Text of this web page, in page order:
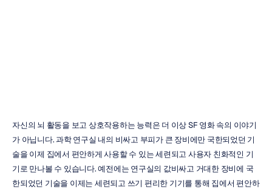
자신의 뇌 활동을 보고 상호작용하는 능력은 더 이상 SF 영화 속의 이야기
가 아닙니다. 과학 연구실 내의 비싸고 부피가 큰 장비에만 국한되었던 기
술을 이제 집에서 편안하게 사용할 수 있는 세련되고 사용자 친화적인 기
기로 만나볼 수 있습니다. 예전에는 연구실의 값비싸고 거대한 장비에 국
한되었던 기술을 이제는 세련되고 쓰기 편리한 기기를 통해 집에서 편안하